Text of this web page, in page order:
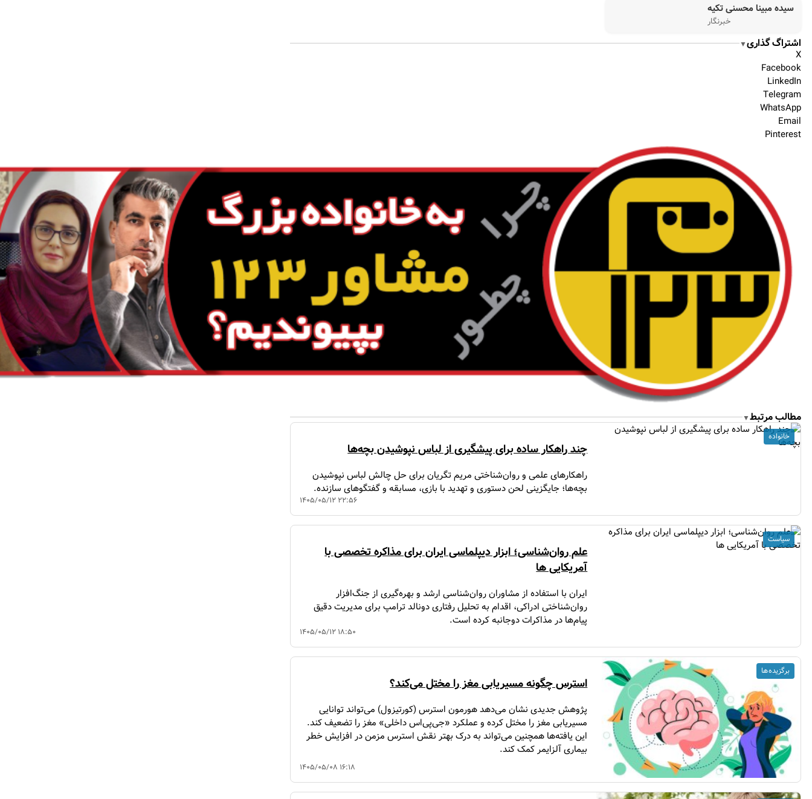
سیده مبینا محسنی تکیه
خبرنگار
اشتراگ گذاری▼
X
Facebook
LinkedIn
Telegram
WhatsApp
Email
Pinterest
مطالب مرتبط▼
چند راهکار ساده برای پیشگیری از لباس نپوشیدن بچه‌ها
راهکارهای علمی و روان‌شناختی مریم تگریان برای حل چالش لباس نپوشیدن
بچه‌ها؛ جایگزینی لحن دستوری و تهدید با بازی، مسابقه و گفتگوهای سازنده.
۱۴۰۵/۰۵/۱۲ ۲۲:۵۶
خانواده
علم روان‌شناسی؛ ابزار دیپلماسی ایران برای مذاکره تخصصی با
آمریکایی ها
ایران با استفاده از مشاوران روان‌شناسی ارشد و بهره‌گیری از جنگ‌افزار
روان‌شناختی ادراکی، اقدام به تحلیل رفتاری دونالد ترامپ برای مدیریت دقیق
پیام‌ها در مذاکرات دوجانبه کرده است.
۱۴۰۵/۰۵/۱۲ ۱۸:۵۰
سیاست
استرس چگونه مسیریابی مغز را مختل می‌کند؟
پژوهش جدیدی نشان می‌دهد هورمون استرس (کورتیزول) می‌تواند توانایی
مسیریابی مغز را مختل کرده و عملکرد «جی‌پی‌اس داخلی» مغز را تضعیف کند.
این یافته‌ها همچنین می‌تواند به درک بهتر نقش استرس مزمن در افزایش خطر
بیماری آلزایمر کمک کند.
۱۴۰۵/۰۵/۰۸ ۱۶:۱۸
برگزیده ها